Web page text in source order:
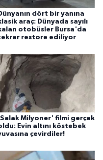
dört bir yanına
araç: Dünyada sayılı
otobüsler Bursa'da
restore ediliyor
Milyoner' filmi gerçek
Evin altını köstebek
çevirdiler!